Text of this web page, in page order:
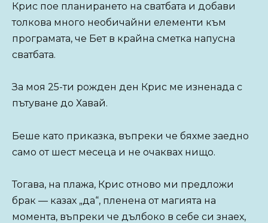
Крис пое планирането на сватбата и добави
толкова много необичайни елементи към
програмата, че Бет в крайна сметка напусна
сватбата.
За моя 25-ти рожден ден Крис ме изненада с
пътуване до Хавай.
Беше като приказка, въпреки че бяхме заедно
само от шест месеца и не очаквах нищо.
Тогава, на плажа, Крис отново ми предложи
брак — казах „да“, пленена от магията на
момента, въпреки че дълбоко в себе си знаех,